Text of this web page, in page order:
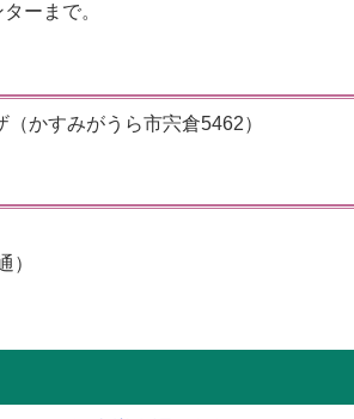
ーまで。
かすみがうら市宍倉5462）
）